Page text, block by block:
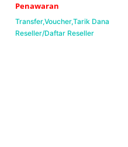
Penawaran
Transfer,Voucher,Tarik Dana
Reseller/Daftar Reseller